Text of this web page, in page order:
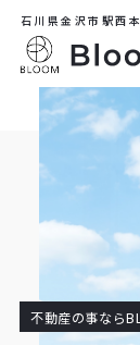
石川県金沢市駅西
不動産の事なら